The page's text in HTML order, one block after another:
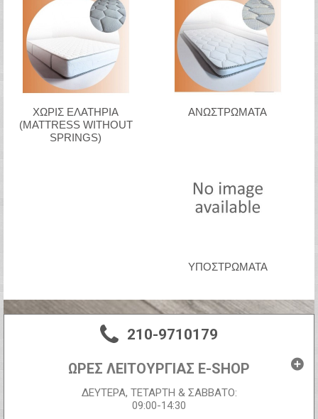
ΧΩΡΙΣ ΕΛΑΤΗΡΙΑ
(MATTRESS WITHOUT
SPRINGS)
ΑΝΩΣΤΡΩΜΑΤΑ
ΥΠΌΣΤΡΩΜΑΤΑ
210-9710179
ΩΡΕΣ ΛΕΙΤΟΥΡΓΙΑΣ E-SHOP
ΔΕΥΤΕΡΑ, ΤΕΤΑΡΤΗ & ΣΑΒΒΑΤΟ:
09:00-14:30